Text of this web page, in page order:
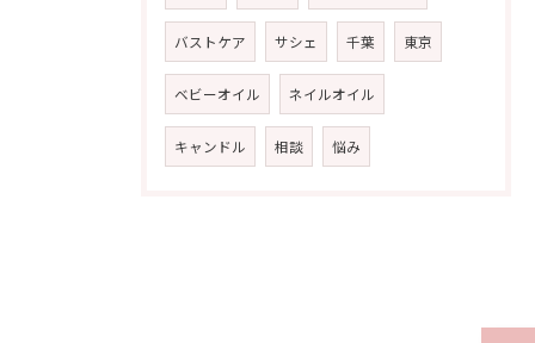
バストケア サシェ 千葉 東京
ベビーオイル ネイルオイル
キャンドル 相談 悩み